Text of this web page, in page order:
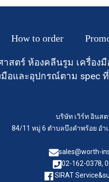
How to order
สตร์ ห้องคลีนรูม เครื่อง
มือและอุปกรณ์ตาม spec
บริษัท เวิร์ท อินส
84/11 หมู่ 6 ตำบลบึงคำพร้อย อำ
sales@worth-
02-162-0378,
SIRAT